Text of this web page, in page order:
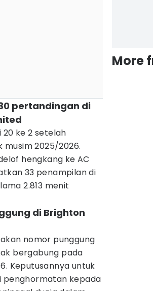
pertandingan di
ke 2 setelah
2025/2026.
hengkang ke AC
33 penampilan di
2.813 menit
di Brighton
nomor punggung
bergabung pada
Keputusannya untuk
penghormatan kepada
More